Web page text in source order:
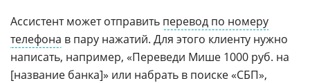
Ассистент может отправить перевод по номеру
телефона в пару нажатий. Для этого клиенту нужно
написать, например, «Переведи Мише 1000 руб. на
[название банка]» или набрать в поиске «СБП»,